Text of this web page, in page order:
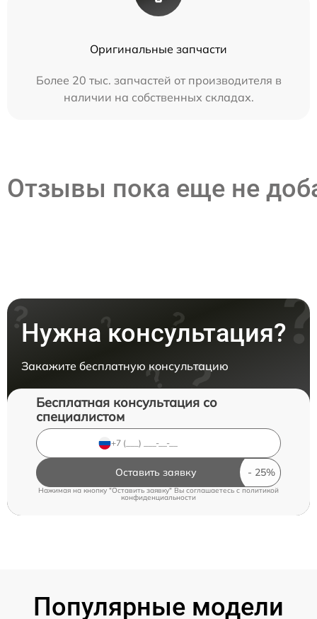
Оригинальные запчасти
Более 20 тыс. запчастей от производителя в
наличии на собственных складах.
Отзывы пока еще не
Нужна консультация?
Закажите бесплатную консультацию
Бесплатная консультация со
специалистом
Оставить заявку
Нажимая на кнопку "Оставить заявку" Вы соглашаетесь cполитикой
конфиденциальности
Популярные модели